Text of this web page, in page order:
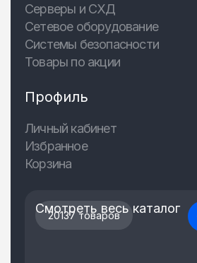
Серверы и СХД
Сетевое оборудование
Системы безопасности
Товары по акции
Профиль
Личный кабинет
Избранное
Корзина
20137 товаров
Смотреть весь каталог